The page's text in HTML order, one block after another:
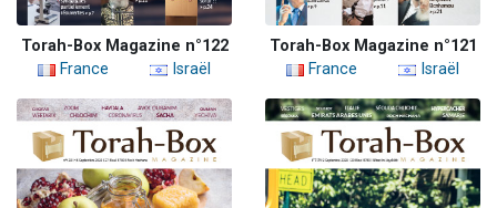
Torah-Box Magazine n°122
France
Israël
Torah-Box Magazine n°121
France
Israël